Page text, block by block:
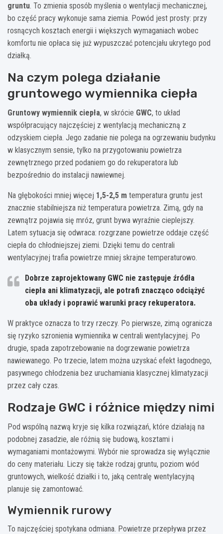
gruntu. To zmienia sposób myślenia o wentylacji mechanicznej,
bo część pracy wykonuje sama ziemia. Powód jest prosty: przy
rosnących kosztach energii i większych wymaganiach wobec
komfortu nie opłaca się już wypuszczać potencjału ukrytego pod
działką.
Na czym polega działanie
gruntowego wymiennika ciepła
Gruntowy wymiennik ciepła, w skrócie GWC, to układ
współpracujący najczęściej z wentylacją mechaniczną z
odzyskiem ciepła. Jego zadanie nie polega na ogrzewaniu budynku
w klasycznym sensie, tylko na przygotowaniu powietrza
zewnętrznego przed podaniem go do rekuperatora lub
bezpośrednio do instalacji nawiewnej.
Na głębokości mniej więcej 1,5-2,5 m temperatura gruntu jest
znacznie stabilniejsza niż temperatura powietrza. Zimą, gdy na
zewnątrz pojawia się mróz, grunt bywa wyraźnie cieplejszy.
Latem sytuacja się odwraca: rozgrzane powietrze oddaje część
ciepła do chłodniejszej ziemi. Dzięki temu do centrali
wentylacyjnej trafia powietrze mniej skrajne temperaturowo.
Dobrze zaprojektowany GWC nie zastępuje źródła
ciepła ani klimatyzacji, ale potrafi znacząco odciążyć
oba układy i poprawić warunki pracy rekuperatora.
W praktyce oznacza to trzy rzeczy. Po pierwsze, zimą ogranicza
się ryzyko szronienia wymiennika w centrali wentylacyjnej. Po
drugie, spada zapotrzebowanie na dogrzewanie powietrza
nawiewanego. Po trzecie, latem można uzyskać efekt łagodnego,
pasywnego chłodzenia bez uruchamiania klasycznej klimatyzacji
przez cały czas.
Rodzaje GWC i różnice między nimi
Pod wspólną nazwą kryje się kilka rozwiązań, które działają na
podobnej zasadzie, ale różnią się budową, kosztami i
wymaganiami montażowymi. Wybór nie sprowadza się wyłącznie
do ceny materiału. Liczy się także rodzaj gruntu, poziom wód
gruntowych, wielkość działki i to, jaką centralę wentylacyjną
planuje się zamontować.
Wymiennik rurowy
To najczęściej spotykana odmiana. Powietrze przepływa przez